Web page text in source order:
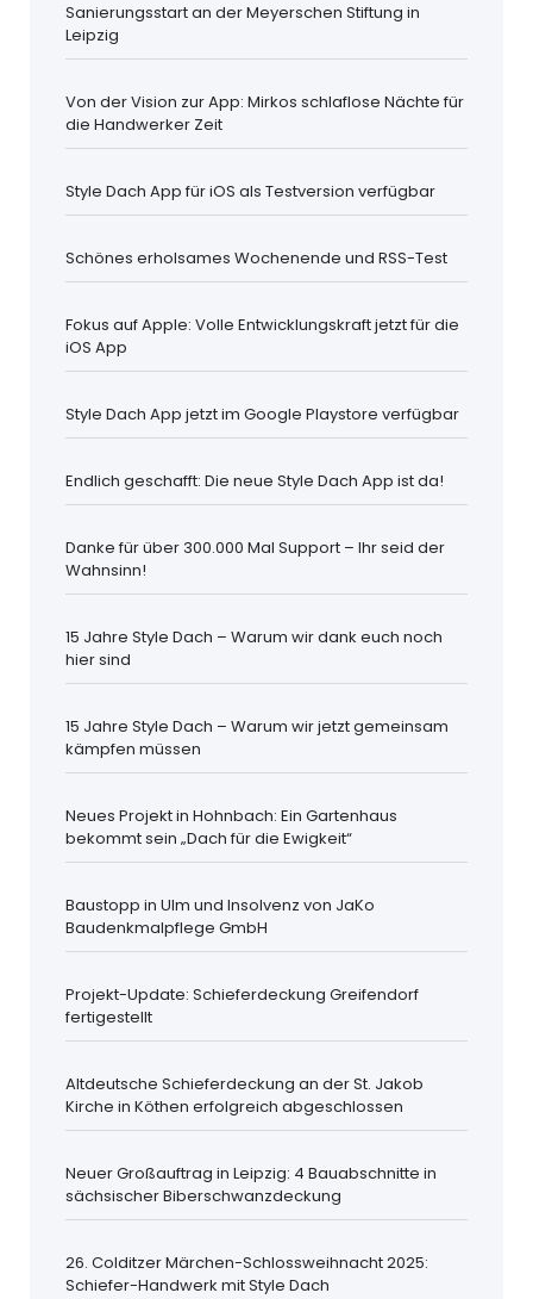
Sanierungsstart an der Meyerschen Stiftung in
Leipzig
Von der Vision zur App: Mirkos schlaflose Nächte für
die Handwerker Zeit
Style Dach App für iOS als Testversion verfügbar
Schönes erholsames Wochenende und RSS-Test
Fokus auf Apple: Volle Entwicklungskraft jetzt für die
iOS App
Style Dach App jetzt im Google Playstore verfügbar
Endlich geschafft: Die neue Style Dach App ist da!
Danke für über 300.000 Mal Support – Ihr seid der
Wahnsinn!
15 Jahre Style Dach – Warum wir dank euch noch
hier sind
15 Jahre Style Dach – Warum wir jetzt gemeinsam
kämpfen müssen
Neues Projekt in Hohnbach: Ein Gartenhaus
bekommt sein „Dach für die Ewigkeit“
Baustopp in Ulm und Insolvenz von JaKo
Baudenkmalpflege GmbH
Projekt-Update: Schieferdeckung Greifendorf
fertigestellt
Altdeutsche Schieferdeckung an der St. Jakob
Kirche in Köthen erfolgreich abgeschlossen
Neuer Großauftrag in Leipzig: 4 Bauabschnitte in
sächsischer Biberschwanzdeckung
26. Colditzer Märchen-Schlossweihnacht 2025:
Schiefer-Handwerk mit Style Dach